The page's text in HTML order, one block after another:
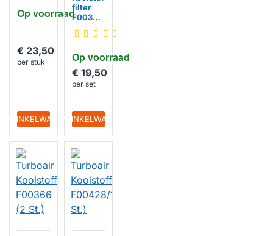
Op voorraad
€ 23,50
per stuk
WINKELWAGEN
Op voorraad
filter
F00337
F00315/
€ 19,50
per set
IN WINKELWAGEN